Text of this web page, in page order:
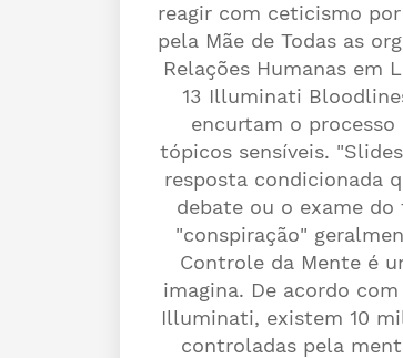
reagir com ceticismo
pela Mãe de Todas as
Relações Humanas em
13 Illuminati
encurtam o
tópicos sensíveis.
resposta condicionada
debate ou o exame
"conspiração"
Controle da Mente é
imagina. De acordo
Illuminati, existem 10
controladas pela